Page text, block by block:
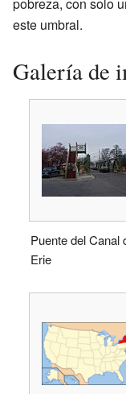
este umbral.
Galería de
Puente del Canal
Erie